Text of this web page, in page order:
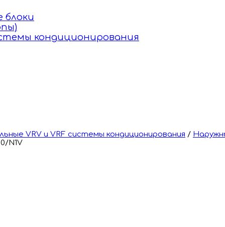
блоки
кондиционирования
VRV и VRF системы кондиционирования /
N1V